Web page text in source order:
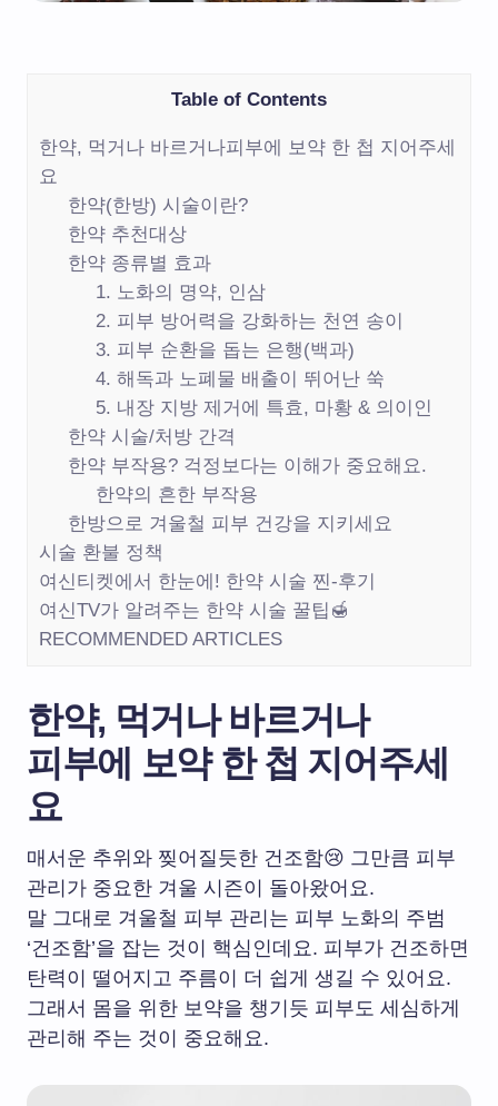
Table of Contents
한약, 먹거나 바르거나피부에 보약 한 첩 지어주세
요
한약(한방) 시술이란?
한약 추천대상
한약 종류별 효과
1. 노화의 명약, 인삼
2. 피부 방어력을 강화하는 천연 송이
3. 피부 순환을 돕는 은행(백과)
4. 해독과 노폐물 배출이 뛰어난 쑥
5. 내장 지방 제거에 특효, 마황 & 의이인
한약 시술/처방 간격
한약 부작용? 걱정보다는 이해가 중요해요.
한약의 흔한 부작용
한방으로 겨울철 피부 건강을 지키세요
시술 환불 정책
여신티켓에서 한눈에! 한약 시술 찐-후기
여신TV가 알려주는 한약 시술 꿀팁🍯
RECOMMENDED ARTICLES
한약, 먹거나 바르거나
피부에 보약 한 첩 지어주세
요
매서운 추위와 찢어질듯한 건조함😢 그만큼 피부
관리가 중요한 겨울 시즌이 돌아왔어요.
말 그대로 겨울철 피부 관리는 피부 노화의 주범
‘건조함’을 잡는 것이 핵심인데요. 피부가 건조하면
탄력이 떨어지고 주름이 더 쉽게 생길 수 있어요.
그래서 몸을 위한 보약을 챙기듯 피부도 세심하게
관리해 주는 것이 중요해요.